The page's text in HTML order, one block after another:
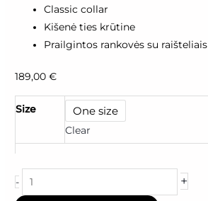
Classic collar
Kišenė ties krūtine
Prailgintos rankovės su raišteliais
189,00€
Size One size
Clear
- +